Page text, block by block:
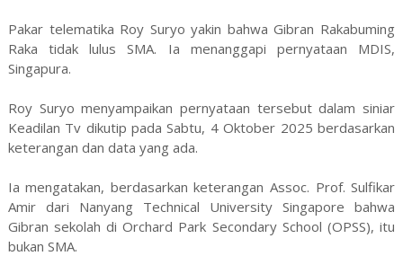
Pakar telematika Roy Suryo yakin bahwa Gibran Rakabuming
Raka tidak lulus SMA. Ia menanggapi pernyataan MDIS,
Singapura.
Roy Suryo menyampaikan pernyataan tersebut dalam siniar
Keadilan Tv dikutip pada Sabtu, 4 Oktober 2025 berdasarkan
keterangan dan data yang ada.
Ia mengatakan, berdasarkan keterangan Assoc. Prof. Sulfikar
Amir dari Nanyang Technical University Singapore bahwa
Gibran sekolah di Orchard Park Secondary School (OPSS), itu
bukan SMA.